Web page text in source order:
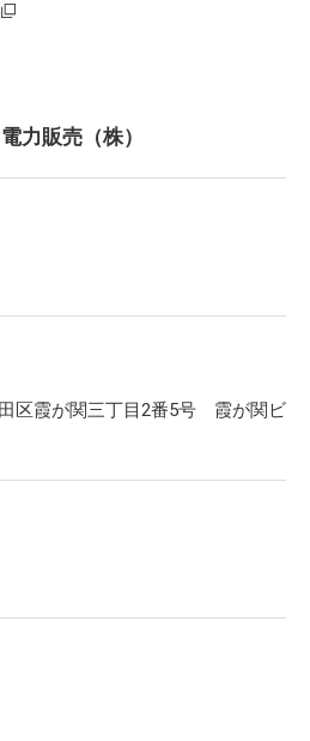
力販売（株）
区霞が関三丁目2番5号 霞が関ビ